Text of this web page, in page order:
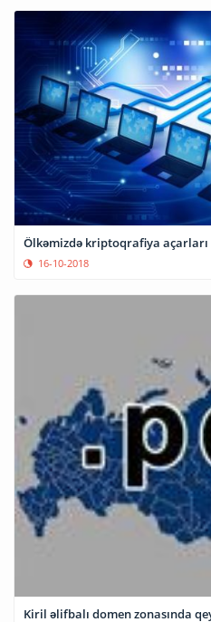
Ölkəmizdə kriptoqrafiya
16-10-2018
Kiril əlifbalı domen zonasında